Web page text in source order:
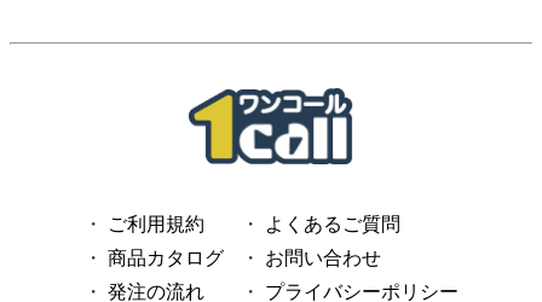
ご利用規約
商品カタログ
発注の流れ
よくあるご質問
お問い合わせ
プライバシーポリシー